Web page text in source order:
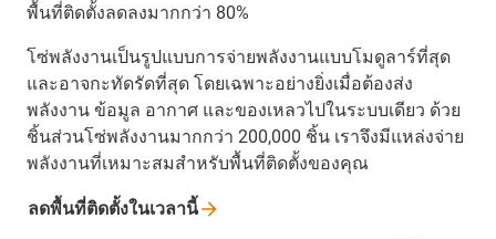
พื้นที่ติดตั้งลดลงมากกว่า 80%
โซ่พลังงานเป็นรูปแบบการจ่ายพลังงานแบบโมดูลาร์ที่สุด
และอาจกะทัดรัดที่สุด โดยเฉพาะอย่างยิ่งเมื่อต้องส่ง
พลังงาน ข้อมูล อากาศ และของเหลวไปในระบบเดียว ด้วย
ชิ้นส่วนโซ่พลังงานมากกว่า 200,000 ชิ้น เราจึงมีแหล่งจ่าย
พลังงานที่เหมาะสมสำหรับพื้นที่ติดตั้งของคุณ
ลดพื้นที่ติดตั้งในเวลานี้